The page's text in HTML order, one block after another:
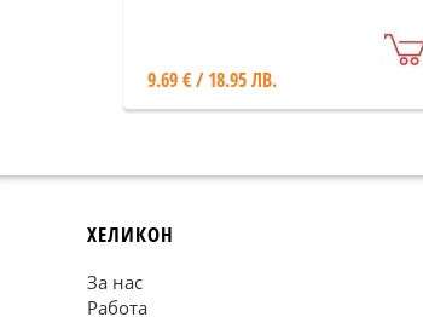
Purple Soft Cover [3524]
9.69 € / 18.95 ЛВ.
ХЕЛИКОН
За нас
Работа